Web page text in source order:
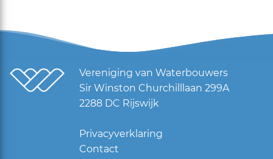
Vereniging van Waterbouwers
Sir Winston Churchilllaan 299A
2288 DC Rijswijk
Privacyverklaring
Contact